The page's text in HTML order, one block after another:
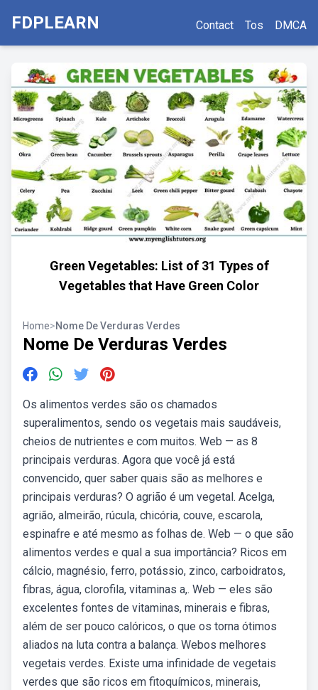
FDPLEARN Contact Tos DMCA
Green Vegetables: List of 31 Types of
Vegetables that Have Green Color
Home>Nome De Verduras Verdes
Nome De Verduras Verdes
Os alimentos verdes são os chamados
superalimentos, sendo os vegetais mais saudáveis,
cheios de nutrientes e com muitos. Web — as 8
principais verduras. Agora que você já está
convencido, quer saber quais são as melhores e
principais verduras? O agrião é um vegetal. Acelga,
agrião, almeirão, rúcula, chicória, couve, escarola,
espinafre e até mesmo as folhas de. Web — o que são
alimentos verdes e qual a sua importância? Ricos em
cálcio, magnésio, ferro, potássio, zinco, carboidratos,
fibras, água, clorofila, vitaminas a,. Web — eles são
excelentes fontes de vitaminas, minerais e fibras,
além de ser pouco calóricos, o que os torna ótimos
aliados na luta contra a balança. Webos melhores
vegetais verdes. Existe uma infinidade de vegetais
verdes que são ricos em fitoquímicos, minerais,